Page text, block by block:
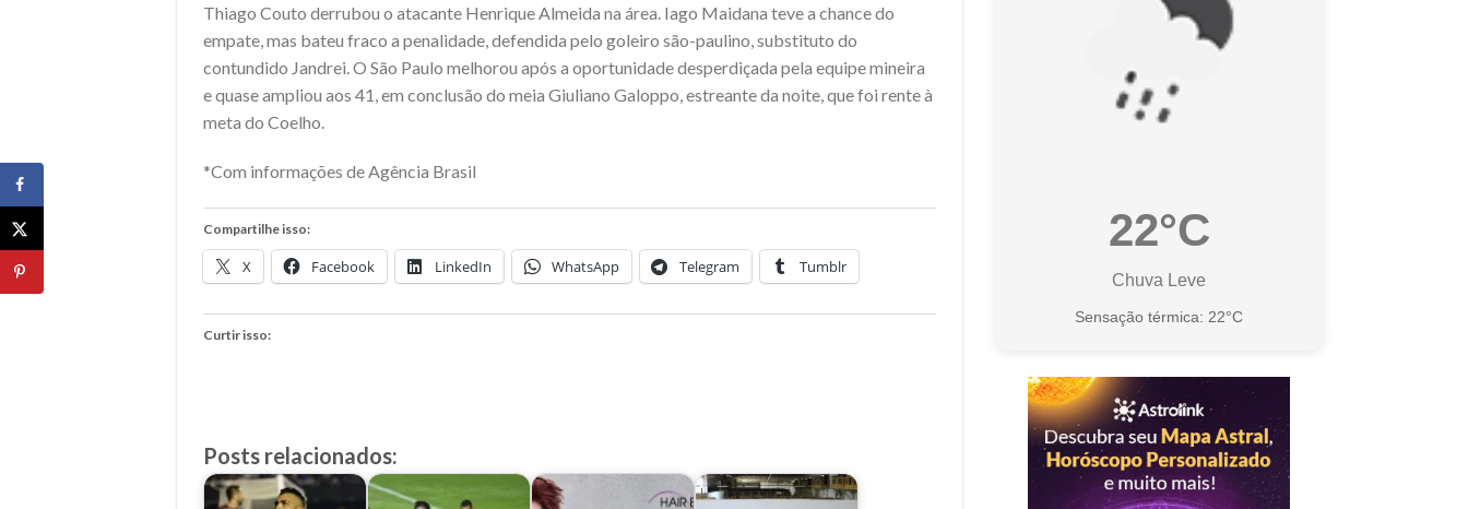
Thiago Couto derrubou o atacante Henrique Almeida na área. Iago Maidana teve a chance do
empate, mas bateu fraco a penalidade, defendida pelo goleiro são-paulino, substituto do
contundido Jandrei. O São Paulo melhorou após a oportunidade desperdiçada pela equipe mineira
e quase ampliou aos 41, em conclusão do meia Giuliano Galoppo, estreante da noite, que foi rente à
meta do Coelho.
*Com informações de Agência Brasil
Compartilhe isso:
X Facebook LinkedIn WhatsApp Telegram Tumblr
Curtir isso:
Posts relacionados:
22°C
Chuva Leve
Sensação térmica: 22°C